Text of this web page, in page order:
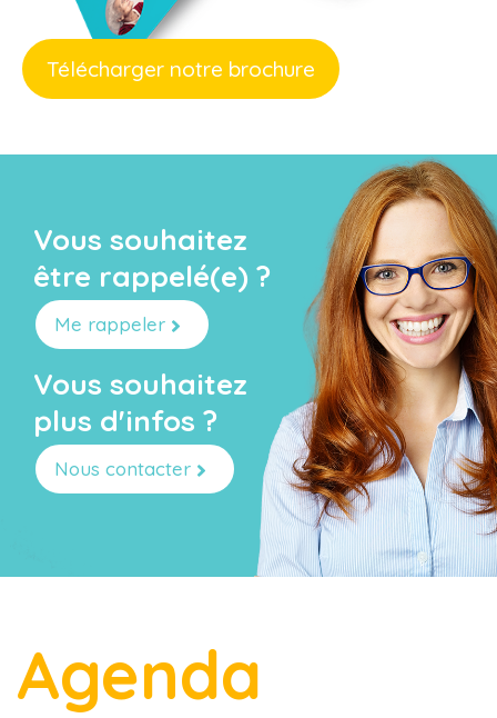
Télécharger notre brochure
Vous souhaitez
être rappelé(e) ?
Me rappeler
Vous souhaitez
plus d'infos ?
Nous contacter
Agenda